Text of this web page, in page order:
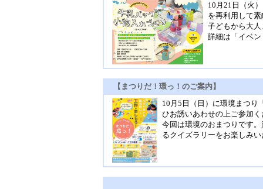
10月21日（火
を再利用して
子どもから大
詳細は「イベ
【まつりだ！環っ！のご案内】
10月5日（日）に環境まつり
ひお誘いあわせの上ご参加く
今回は環境のおまつりです
るクイズラリーをお楽しみ